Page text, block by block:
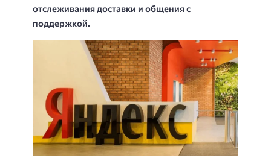
отслеживания доставки и общения с
поддержкой.